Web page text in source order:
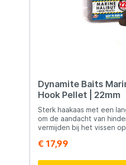
Dynamite Baits
Hook Pellet | 22mm
Sterk haakaas met een
om de aandacht van
vermijden bij het vissen
er een boiliernaald
worden.
€ 17,99